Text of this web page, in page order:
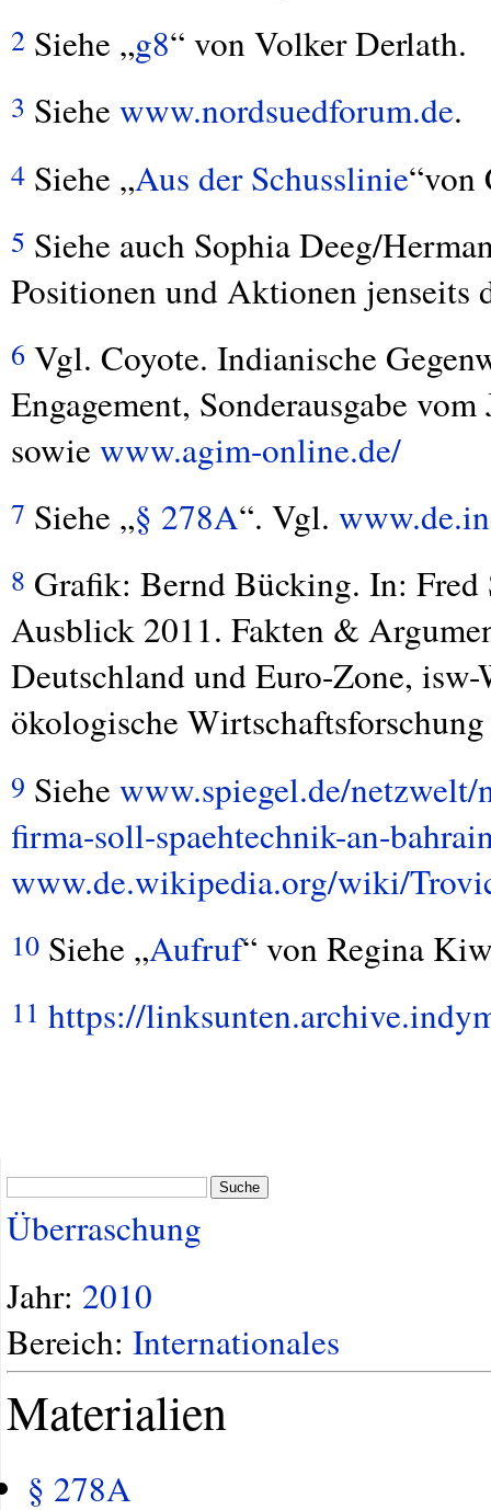
2 Siehe „g8“ von Volker Derlath.
3 Siehe www.nordsuedforum.de.
4 Siehe „Aus der Schusslinie“von
5 Siehe auch Sophia Deeg/
Positionen und Aktionen
6 Vgl. Coyote. Indianische
Engagement, Sonderausgabe vom
sowie www.agim-online.de/
7 Siehe „§ 278A“. Vgl.
8 Grafik: Bernd Bücking. In:
Ausblick 2011. Fakten &
Deutschland und Euro-Zone,
ökologische
9 Siehe www.spiegel.de/
firma-soll-spaehtechnik-an-
www.de.wikipedia.org/wiki/
10 Siehe „Aufruf“ von Regina
11 https://
Suche
Überraschung
Jahr: 2010
Bereich: Internationales
Materialien
§ 278A